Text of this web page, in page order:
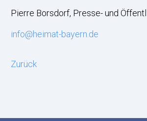
Pierre Borsdorf, Presse- und
info@heimat-bayern.de
Zurück